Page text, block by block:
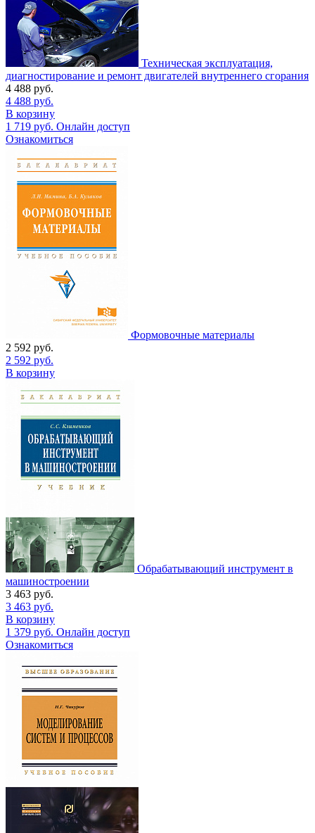
Техническая эксплуатация,
диагностирование и ремонт двигателей внутреннего сгорания
4 488 руб.
4 488 руб.
В корзину
1 719 руб. Онлайн доступ
Ознакомиться
Формовочные материалы
2 592 руб.
2 592 руб.
В корзину
Обрабатывающий инструмент в
машиностроении
3 463 руб.
3 463 руб.
В корзину
1 379 руб. Онлайн доступ
Ознакомиться